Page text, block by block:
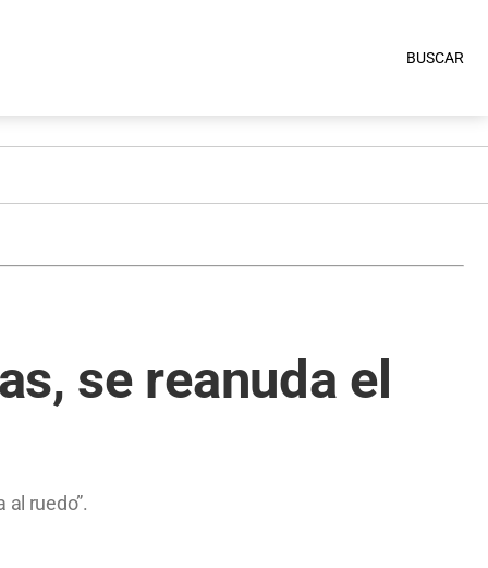
BUSCAR
se reanuda el
ruedo”.